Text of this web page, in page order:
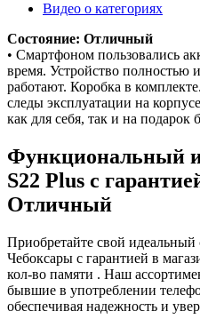
Видео о категориях
Состояние: Отличный
• Смартфоном пользовались
время. Устройство полностью
работают. Коробка в
следы эксплуатации на
как для себя, так и на подарок
Функциональный
S22 Plus с
Отличный
Приобретайте свой
Чебоксары с гарантией в
кол-во памяти . Наш
бывшие в употреблении
обеспечивая надежность и